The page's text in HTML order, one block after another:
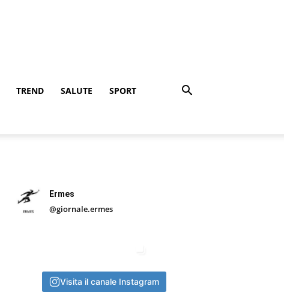
TREND SALUTE SPORT
Ermes
@giornale.ermes
Visita il canale Instagram